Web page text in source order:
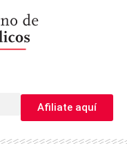
Afiliate aquí